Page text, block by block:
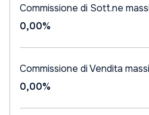
Commissione di Sott.ne
0,00%
Commissione di Vendita
0,00%